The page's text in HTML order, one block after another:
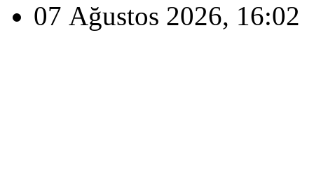
07 Ağustos 2026, 16:02